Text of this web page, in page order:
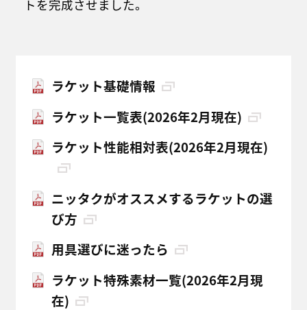
トを完成させました。
ラケット基礎情報
ラケット一覧表(2026年2月現在)
ラケット性能相対表(2026年2月現在)
ニッタクがオススメするラケットの選
び方
用具選びに迷ったら
ラケット特殊素材一覧(2026年2月現
在)